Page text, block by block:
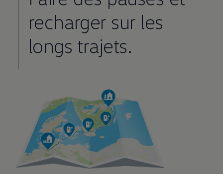
recharger sur les
longs trajets.